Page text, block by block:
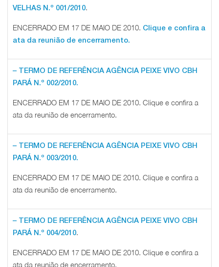
VELHAS N.º 001/2010.
ENCERRADO EM 17 DE MAIO DE 2010. Clique e confira a
ata da reunião de encerramento.
– TERMO DE REFERÊNCIA AGÊNCIA PEIXE VIVO CBH
PARÁ N.º 002/2010.
ENCERRADO EM 17 DE MAIO DE 2010. Clique e confira a
ata da reunião de encerramento.
– TERMO DE REFERÊNCIA AGÊNCIA PEIXE VIVO CBH
PARÁ N.º 003/2010.
ENCERRADO EM 17 DE MAIO DE 2010. Clique e confira a
ata da reunião de encerramento.
– TERMO DE REFERÊNCIA AGÊNCIA PEIXE VIVO CBH
PARÁ N.º 004/2010.
ENCERRADO EM 17 DE MAIO DE 2010. Clique e confira a
ata da reunião de encerramento.